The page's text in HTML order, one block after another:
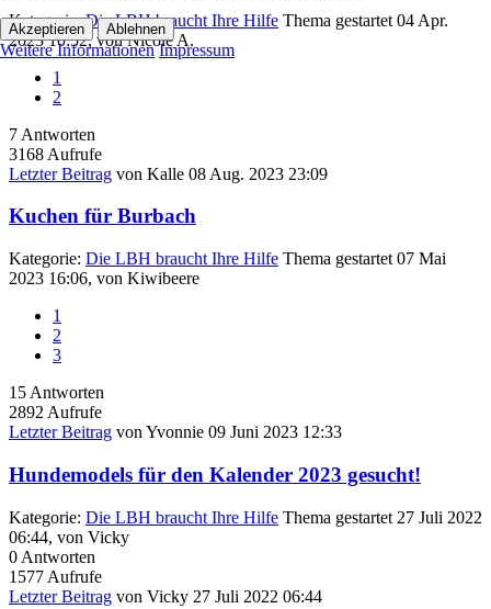
Kategorie:Die LBH braucht Ihre Hilfe Thema gestartet 04 Apr.
2023 10:52, vonNicole A.
1
2
7 Antworten
3168 Aufrufe
Letzter Beitrag von Kalle 08 Aug. 2023 23:09
Kuchen für Burbach
Kategorie: Die LBH braucht Ihre Hilfe Thema gestartet 07 Mai
2023 16:06, von Kiwibeere
1
2
3
15 Antworten
2892 Aufrufe
Letzter Beitrag von Yvonnie 09 Juni 2023 12:33
Hundemodels für den Kalender 2023 gesucht!
Kategorie: Die LBH braucht Ihre Hilfe Thema gestartet 27 Juli 2022
06:44, von Vicky
0 Antworten
1577 Aufrufe
Letzter Beitrag von Vicky 27 Juli 2022 06:44
Akzeptieren Ablehnen
Weitere Informationen Impressum